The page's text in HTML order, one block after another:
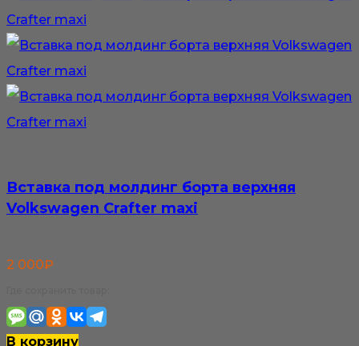
Вставка под молдинг борта верхняя
Volkswagen Crafter maxi
2 000₽
В корзину